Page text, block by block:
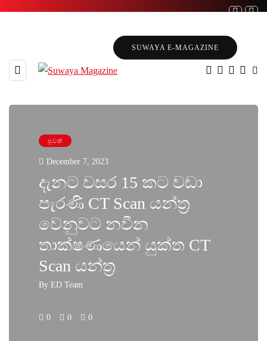
SUWAYA E-MAGAZINE
පුවත්
December 7, 2023
දැනට වසර 15 කට වඩා
පැරණි CT Scan යන්ත්‍ර
වෙනුවට නවීන
තාක්ෂණයෙන් යුක්ත CT
Scan යන්ත්‍ර
By ED Team
0 0 0